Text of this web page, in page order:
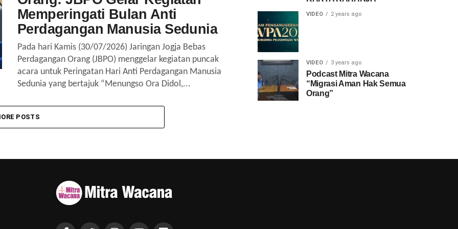
Memperingati Bulan Anti
Perdagangan Manusia Sedunia
Pada hari Kamis (30/07/2026) Jaringan Jogja Bebas
Perdagangan Orang (JBPO) menggelar kegiatan puncak
acara untuk Peringatan Hari Anti Perdagangan Manusia
Sedunia yang bertajuk “Menungso Ora Didol,...
POSTS
VIDEO 2 years ago
VIDEO 3 years ago
Podcast Mitra Wacana
“Migrasi Aman Hak Semua
Orang”